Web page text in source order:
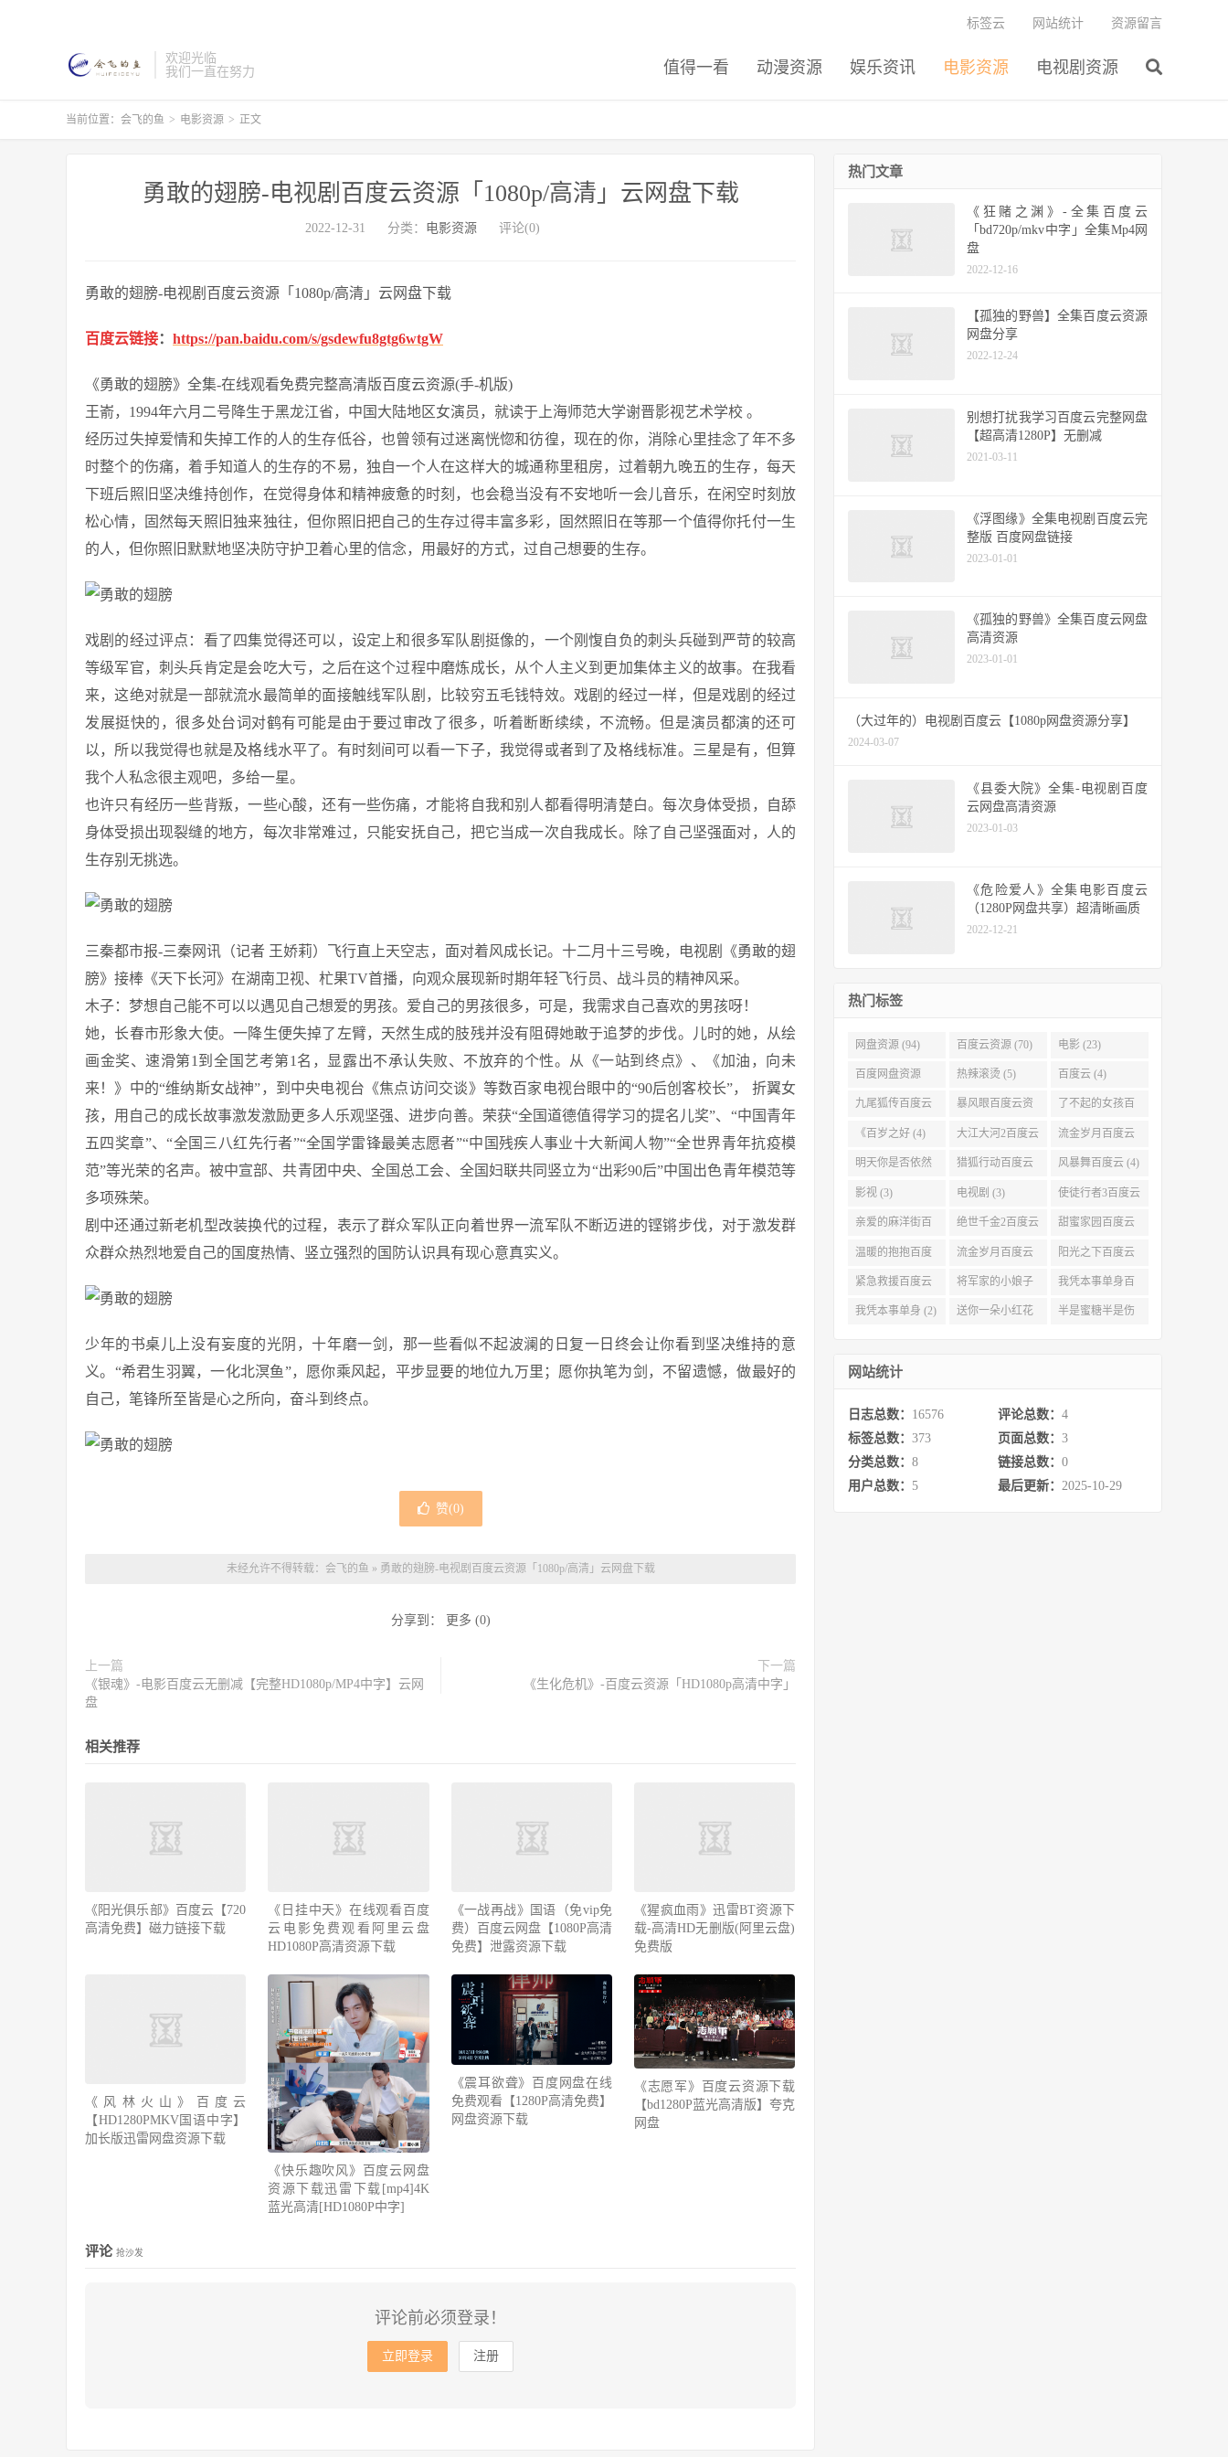
欢迎光临
我们一直在努力
值得一看 动漫资源 娱乐资讯 电影资源 电视剧资源
标签云 网站统计 资源留言
当前位置： 会飞的鱼 > 电影资源 > 正文
勇敢的翅膀-电视剧百度云资源「1080p/高清」云网盘下载
2022-12-31 分类： 电影资源 评论(0)
勇敢的翅膀-电视剧百度云资源「1080p/高清」云网盘下载
百度云链接： https://pan.baidu.com/s/gsdewfu8gtg6wtgW
《勇敢的翅膀》全集-在线观看免费完整高清版百度云资源(手-机版)
王嵛，1994年六月二号降生于黑龙江省，中国大陆地区女演员，就读于上海师范大学谢晋影视艺术学校 。
经历过失掉爱情和失掉工作的人的生存低谷，也曾领有过迷离恍惚和彷徨，现在的你，消除心里挂念了年不多
时整个的伤痛，着手知道人的生存的不易，独自一个人在这样大的城通称里租房，过着朝九晚五的生存，每天
下班后照旧坚决维持创作，在觉得身体和精神疲惫的时刻，也会稳当没有不安地听一会儿音乐，在闲空时刻放
松心情，固然每天照旧独来独往，但你照旧把自己的生存过得丰富多彩，固然照旧在等那一个值得你托付一生
的人，但你照旧默默地坚决防守护卫着心里的信念，用最好的方式，过自己想要的生存。
戏剧的经过评点：看了四集觉得还可以，设定上和很多军队剧挺像的，一个刚愎自负的刺头兵碰到严苛的较高
等级军官，刺头兵肯定是会吃大亏，之后在这个过程中磨炼成长，从个人主义到更加集体主义的故事。在我看
来，这绝对就是一部就流水最简单的面接触线军队剧，比较穷五毛钱特效。戏剧的经过一样，但是戏剧的经过
发展挺快的，很多处台词对鹤有可能是由于要过审改了很多，听着断断续续，不流畅。但是演员都演的还可
以，所以我觉得也就是及格线水平了。有时刻间可以看一下子，我觉得或者到了及格线标准。三星是有，但算
我个人私念很主观吧，多给一星。
也许只有经历一些背叛，一些心酸，还有一些伤痛，才能将自我和别人都看得明清楚白。每次身体受损，自舔
身体受损出现裂缝的地方，每次非常难过，只能安抚自己，把它当成一次自我成长。除了自己坚强面对，人的
生存别无挑选。
三秦都市报-三秦网讯（记者 王娇莉）飞行直上天空志，面对着风成长记。十二月十三号晚，电视剧《勇敢的翅
膀》接棒《天下长河》在湖南卫视、杧果TV首播，向观众展现新时期年轻飞行员、战斗员的精神风采。
木子：梦想自己能不可以以遇见自己想爱的男孩。爱自己的男孩很多，可是，我需求自己喜欢的男孩呀！
她，长春市形象大使。一降生便失掉了左臂，天然生成的肢残并没有阻碍她敢于追梦的步伐。儿时的她，从绘
画金奖、速滑第1到全国艺考第1名，显露出不承认失败、不放弃的个性。从《一站到终点》、《加油，向未
来！》中的“维纳斯女战神”，到中央电视台《焦点访问交谈》等数百家电视台眼中的“90后创客校长”， 折翼女
孩，用自己的成长故事激发激励更多人乐观坚强、进步向善。荣获“全国道德值得学习的提名儿奖”、“中国青年
五四奖章”、“全国三八红先行者”“全国学雷锋最美志愿者”“中国残疾人事业十大新闻人物”“全世界青年抗疫模
范”等光荣的名声。被中宣部、共青团中央、全国总工会、全国妇联共同竖立为“出彩90后”中国出色青年模范等
多项殊荣。
剧中还通过新老机型改装换代的过程，表示了群众军队正向着世界一流军队不断迈进的铿锵步伐，对于激发群
众群众热烈地爱自己的国度热情、竖立强烈的国防认识具有现心意真实义。
少年的书桌儿上没有妄度的光阴，十年磨一剑，那一些看似不起波澜的日复一日终会让你看到坚决维持的意
义。“希君生羽翼，一化北溟鱼”，愿你乘风起，平步显要的地位九万里；愿你执笔为剑，不留遗憾，做最好的
自己，笔锋所至皆是心之所向，奋斗到终点。
赞(0)
未经允许不得转载： 会飞的鱼 » 勇敢的翅膀-电视剧百度云资源「1080p/高清」云网盘下载
分享到： 更多 (0)
上一篇
《银魂》-电影百度云无删减【完整HD1080p/MP4中字】云网
盘
下一篇
《生化危机》-百度云资源「HD1080p高清中字」
相关推荐
《阳光俱乐部》百度云【720
高清免费】磁力链接下载
《日挂中天》在线观看百度
云电影免费观看阿里云盘
HD1080P高清资源下载
《一战再战》国语（免vip免
费）百度云网盘【1080P高清
免费】泄露资源下载
《猩疯血雨》迅雷BT资源下
载-高清HD无删版(阿里云盘)
免费版
《风林火山》百度云
【HD1280PMKV国语中字】
加长版迅雷网盘资源下载
《快乐趣吹风》百度云网盘
资源下载迅雷下载[mp4]4K
蓝光高清[HD1080P中字]
《震耳欲聋》百度网盘在线
免费观看【1280P高清免费】
网盘资源下载
《志愿军》百度云资源下载
【bd1280P蓝光高清版】夸克
网盘
评论 抢沙发
评论前必须登录！
立即登录 注册
热门文章
《狂赌之渊》-全集百度云
「bd720p/mkv中字」全集Mp4网
盘
2022-12-16
【孤独的野兽】全集百度云资源
网盘分享
2022-12-24
别想打扰我学习百度云完整网盘
【超高清1280P】无删减
2021-03-11
《浮图缘》全集电视剧百度云完
整版 百度网盘链接
2023-01-01
《孤独的野兽》全集百度云网盘
高清资源
2023-01-01
（大过年的）电视剧百度云【1080p网盘资源分享】
2024-03-07
《县委大院》全集-电视剧百度
云网盘高清资源
2023-01-03
《危险爱人》全集电影百度云
（1280P网盘共享）超清晰画质
2022-12-21
热门标签
网盘资源 (94) 百度云资源 (70) 电影 (23)
百度网盘资源
(11)
热辣滚烫 (5) 百度云 (4)
九尾狐传百度云
(4)
暴风眼百度云资
源 (4)
了不起的女孩百
度云 (4)
《百岁之好 (4) 大江大河2百度云
(4)
流金岁月百度云
(4)
明天你是否依然
爱我百度云 (4)
猎狐行动百度云
(4)
风暴舞百度云 (4)
影视 (3) 电视剧 (3) 使徒行者3百度云
资源 (3)
亲爱的麻洋街百
度云资源 (3)
绝世千金2百度云
(3)
甜蜜家园百度云
(3)
温暖的抱抱百度
云 (3)
流金岁月百度云
完整网盘 (3)
阳光之下百度云
(3)
紧急救援百度云
资源 (2)
将军家的小娘子
百度云 (2)
我凭本事单身百
度云资源 (2)
我凭本事单身 (2) 送你一朵小红花 半是蜜糖半是伤
网站统计
日志总数： 16576 评论总数： 4
标签总数： 373 页面总数： 3
分类总数： 8 链接总数： 0
用户总数： 5 最后更新： 2025-10-29